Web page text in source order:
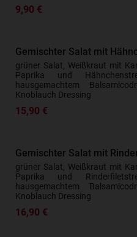
9,90 €
Gemischter Salat mit
grüner Salat, Weißkraut mit
Paprika und
hausgemachtem
Knoblauch Dressing
15,90 €
Gemischter Salat mit
grüner Salat, Weißkraut mit
Paprika und
hausgemachtem
Knoblauch Dressing
16,90 €